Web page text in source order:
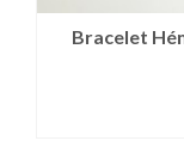
Bracelet